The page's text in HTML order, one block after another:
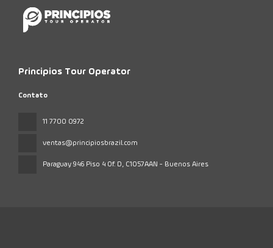
Principios Tour Operator
Contato
11 7700 0972
ventas@principiosbrazil.com
Paraguay 946 Piso 4 Of. D, C1057AAN - Buenos Aires